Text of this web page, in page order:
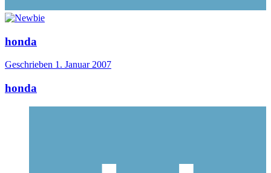
honda
Geschrieben 1. Januar 2007
honda